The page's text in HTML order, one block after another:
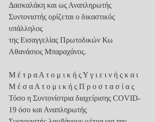
Δασκαλάκη και ως Αναπληρωτής
Συντονιστής ορίζεται ο δικαστικός
υπάλληλος
της Εισαγγελίας Πρωτοδικών Κω
Αθανάσιος Μπαραχάνος.
Μ έ τ ρ α Α τ ο μ ι κ ή ς Υ γ ι ε ι ν ή ς κ α ι
Μ έ σ α Α τ ο μ ι κ ή ς Π ρ ο σ τ α σ ί α ς
Τόσο η Συντονίστρια διαχείρισης COVID-
19 όσο και Αναπληρωτής